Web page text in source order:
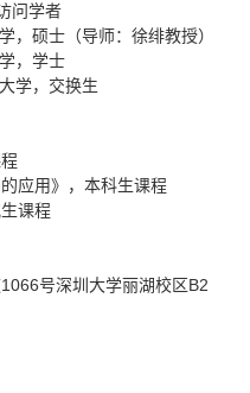
问学者
， 硕士（导师：徐绯教授）
，学士
学，交换生
应用》 ，本科生课程
课程
1066号深圳大学丽湖校区B2